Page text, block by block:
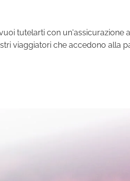
tutelarti con un'assicurazione
viaggiatori che accedono alla